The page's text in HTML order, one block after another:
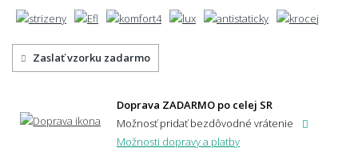
Zaslať vzorku zadarmo
Doprava ZADARMO po celej SR
Možnosť pridať bezdôvodné vrátenie
Možnosti dopravy a platby